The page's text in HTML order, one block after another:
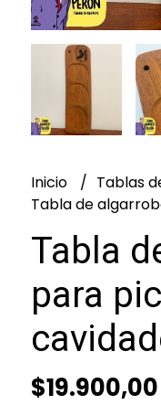
Inicio Tablas
Tabla de
Tabla
para
$19.900,00